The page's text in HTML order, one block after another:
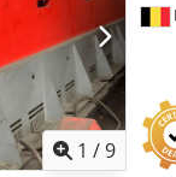
1 /9